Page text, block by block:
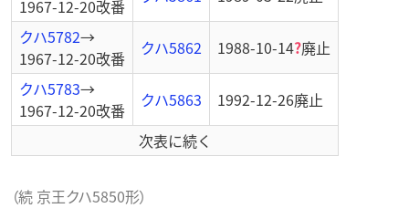
1967-12-20改番
クハ5782→
1967-12-20改番 クハ5862 1988-10-14?廃止
クハ5783→
1967-12-20改番 クハ5863 1992-12-26廃止
次表に続く
（続 京王クハ5850形）